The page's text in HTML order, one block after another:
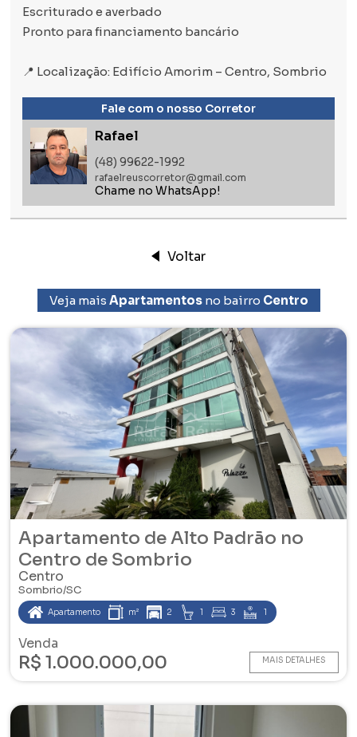
Escriturado e averbado
Pronto para financiamento bancário
📍 Localização: Edifício Amorim – Centro, Sombrio
Fale com o nosso Corretor
Rafael
(48) 99622-1992
rafaelreuscorretor@gmail.com
Chame no WhatsApp!
Voltar
Veja mais Apartamentosno bairro Centro
Apartamento de Alto Padrão no
Centro de Sombrio
Centro
Sombrio/SC
Apartamento m² 2 1 3 1
Venda
R$ 1.000.000,00 MAIS DETALHES